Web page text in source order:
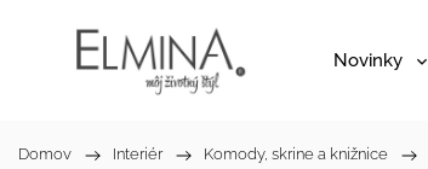
Novinky
Domov / Interiér / Komody, skrine a knižnice /